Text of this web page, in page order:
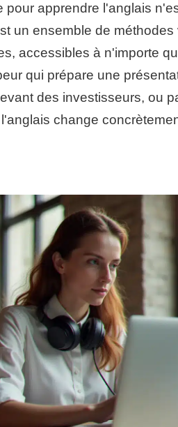
pour apprendre l'anglais
un ensemble de méthodes
accessibles à n'importe
qui prépare une
des investisseurs, ou
change